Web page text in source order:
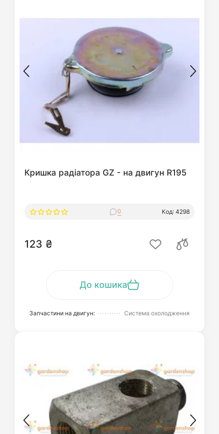
Кришка радіатора GZ - на двигун R195
0 Код: 4298
123 ₴
До кошика
Запчастини на двигун: Система охолодження